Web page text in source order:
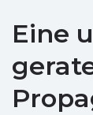
Eine